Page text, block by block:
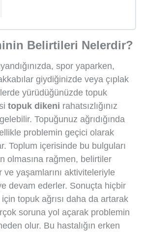
Belirtileri Nelerdir?
spor yaparken,
giydiğinizde veya çıplak
yürüdüğünüzde topuk
topuk dikeni rahatsızlığınız
Topuğunuz ağrıdığında
problemin geçici olarak
Toplum içerisinde bu bulguları
olmasına rağmen, belirtiler
yaşamlarını aktiviteleriyle
devam ederler. Sonuçta hiçbir
için topuk ağrısı daha da artarak
soruna yol açarak problemin
olur. Bu hastalığın erken